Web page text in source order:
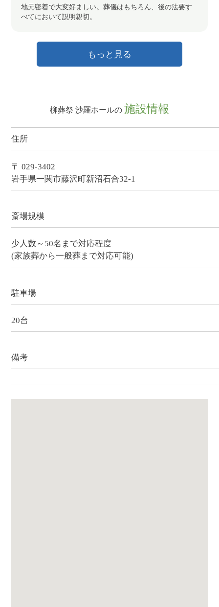
地元密着で大変好ましい。葬儀はもちろん、後の法要す
べてにおいて説明親切。
もっと見る
柳葬祭 沙羅ホールの 施設情報
住所
〒 029-3402
岩手県一関市藤沢町新沼石合32-1
斎場規模
少人数～50名まで対応程度
(家族葬から一般葬まで対応可能)
駐車場
20台
備考